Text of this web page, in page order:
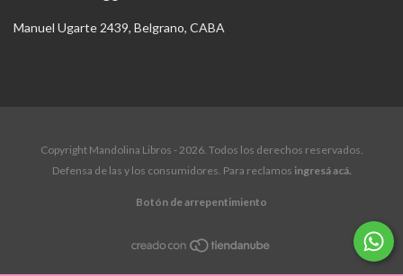
Manuel Ugarte 2439, Belgrano, CABA
Copyright Mandolina Libros - 2026. Todos los derechos reservados.
Defensa de las y los consumidores. Para reclamos ingresá acá.
Botón de arrepentimiento